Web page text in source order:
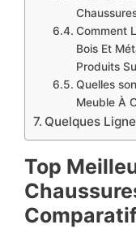
Comment
Bois Et
Produits
Quelles
Meuble À
Quelques
Top
Comparat